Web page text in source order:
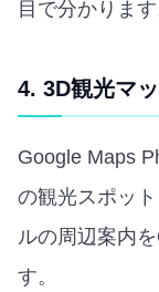
目で分かりま
4. 3D観光マ
Google Maps
の観光スポッ
ルの周辺案内
す。